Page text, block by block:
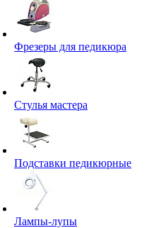
Фрезеры для педикюра
Стулья мастера
Подставки педикюрные
Лампы-лупы